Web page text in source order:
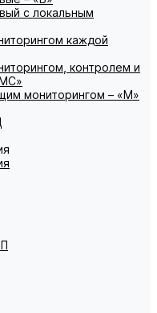
с локальным
каждой
контролем и
мониторингом – «М»